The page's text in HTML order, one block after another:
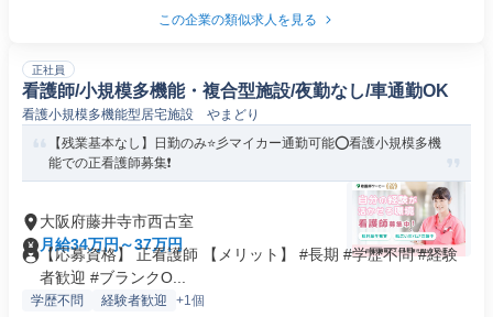
この企業の類似求人を見る
正社員
看護師/小規模多機能・複合型施設/夜勤なし/車通勤OK
看護小規模多機能型居宅施設 やまどり
【残業基本なし】日勤のみ⭐彡マイカー通勤可能⭕看護小規模多機
能での正看護師募集❗️
大阪府藤井寺市西古室
月給34万円～37万円
【応募資格】 正看護師 【メリット】 #長期 #学歴不問 #経験
者歓迎 #ブランクO...
学歴不問 経験者歓迎 +1個